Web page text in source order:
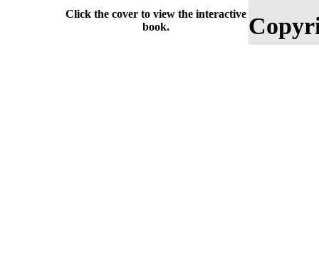
Click the cover to view the interactive
book.